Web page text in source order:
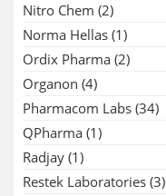
Nitro Chem (2)
Norma Hellas (1)
Ordix Pharma (2)
Organon (4)
Pharmacom Labs (34)
QPharma (1)
Radjay (1)
Restek Laboratories (3)